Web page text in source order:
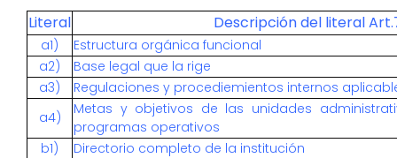
Literal Descripción del literal
a1)
Estructura orgánica funcional
a2)
Base legal que la rige
a3)
Regulaciones y procediemientos internos
a4)
Metas y objetivos de las unidades
programas operativos
b1)
Directorio completo de la institución